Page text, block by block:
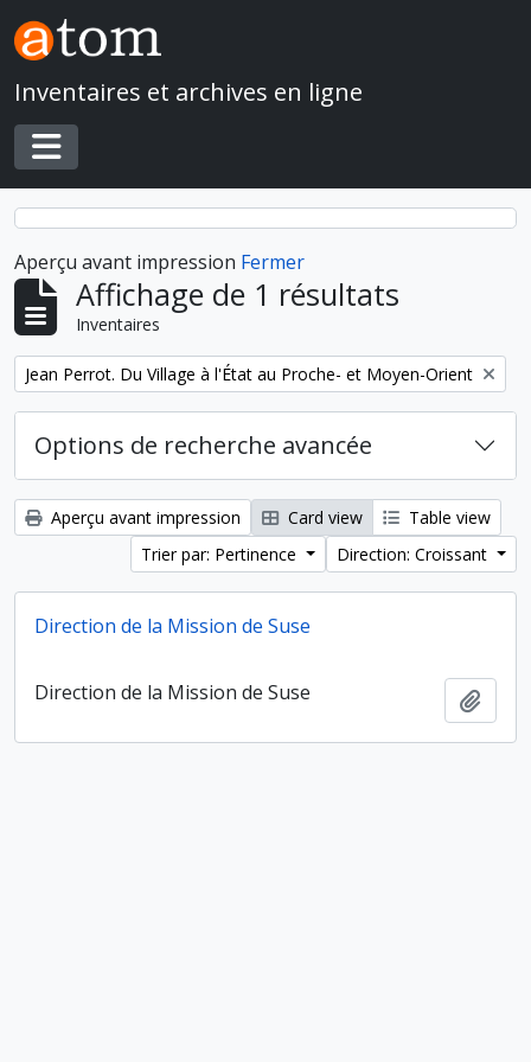
Skip to main content
Inventaires et archives en ligne
Toggle navigation
Aperçu avant impression Fermer
Affichage de 1 résultats
Inventaires
Remove filter:
Jean Perrot. Du Village à l'État au Proche- et Moyen-Orient
Options de recherche avancée
Aperçu avant impression Card view
Table view
Trier par: Pertinence
Direction: Croissant
Direction de la Mission de Suse
Direction de la Mission de Suse